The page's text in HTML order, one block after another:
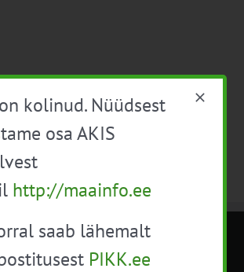
kolinud. Nüüdsest
osa AKIS
http://maainfo.ee
saab lähemalt
PIKK.ee